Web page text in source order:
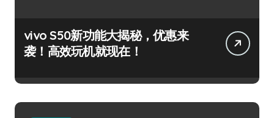
vivo S50新功能大揭秘，优惠来
袭！高效玩机就现在！